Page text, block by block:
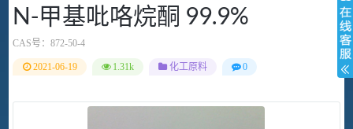
N-甲基吡咯烷酮 99.9%
CAS号： 872-50-4
2021-06-19 1.31k 化工原料 0